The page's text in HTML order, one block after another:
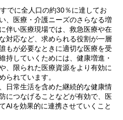
でに全人口の約30％に達してお
、医療・介護ニーズのさらなる増
伴い医療現場では、救急医療や在
対応など、求められる役割が一層
もが必要なときに適切な医療を受
持していくためには、健康増進・
、限られた医療資源をより有効に
られています。
日常生活を含めた継続的な健康情
につなげることなどが有効で、医
AIを効果的に連携させていくこと